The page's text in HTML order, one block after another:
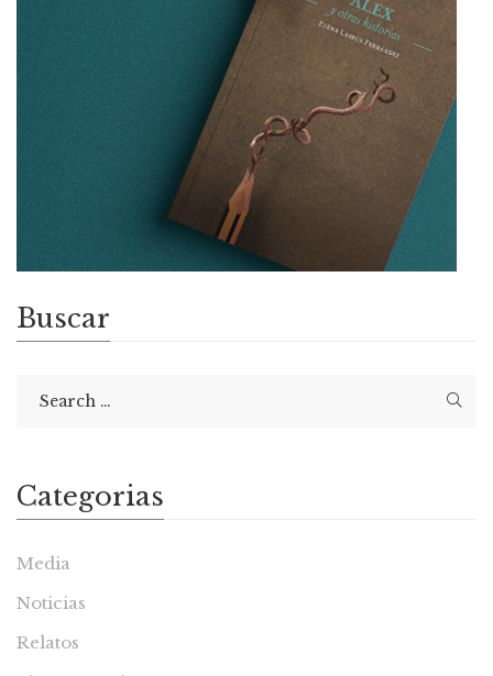
Buscar
Categorias
Media
Noticias
Relatos